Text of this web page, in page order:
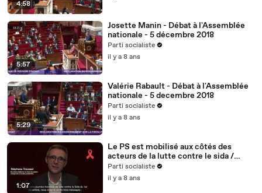
4:58
5:57
Josette Manin - Débat à l'Assemblée
nationale - 5 décembre 2018
Parti socialiste
il y a 8 ans
5:29
Valérie Rabault - Débat à l'Assemblée
nationale - 5 decembre 2018
Parti socialiste
il y a 8 ans
1:07
Le PS est mobilisé aux côtés des
acteurs de la lutte contre le sida /
Stéphane Troussel - 2/5
Parti socialiste
il y a 8 ans